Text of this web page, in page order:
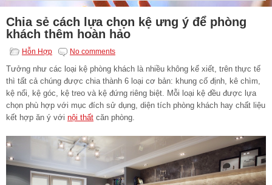
Chia sẻ cách lựa chọn kệ ưng ý để phòng
khách thêm hoàn hảo
Hỗn Hợp No comments
Tưởng như các loại kệ phòng khách là nhiều không kể xiết, trên thực tế
thì tất cả chúng được chia thành 6 loại cơ bản: khung cố định, kê chìm,
kệ nổi, kệ góc, kệ treo và kệ đứng riêng biệt. Mỗi loại kệ đều được lựa
chọn phù hợp với mục đích sử dụng, diện tích phòng khách hay chất liệu
kết hợp ăn ý với nội thất căn phòng.